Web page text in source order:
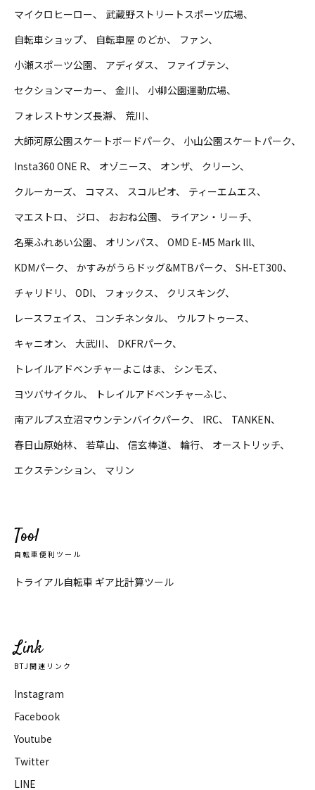
マイクロヒーロー
武蔵野ストリートスポーツ広場
自転車ショップ
自転車屋 のどか
ファン
小瀬スポーツ公園
アディダス
ファイブテン
セクションマーカー
金川
小柳公園運動広場
フォレストサンズ長瀞
荒川
大師河原公園スケートボードパーク
小山公園スケートパーク
Insta360 ONE R
オゾニース オンザ
クリーン
クルーカーズ
コマス スコルピオ
ティーエムエス
マエストロ
ジロ おおね公園
ライアン・リーチ
名栗ふれあい公園
オリンパス
OMD E-M5 Mark lll
KDMパーク
かすみがうらドッグ&MTBパーク
SH-ET300
チャリドリ
ODI フォックス
クリスキング
レースフェイス
コンチネンタル
ウルフトゥース
キャニオン
大武川
DKFRパーク
トレイルアドベンチャーよこはま
シンモズ
ヨツバサイクル
トレイルアドベンチャーふじ
南アルプス立沼マウンテンバイクパーク
IRC
TANKEN
春日山原始林
若草山 信玄棒道 輪行
オーストリッチ
エクステンション
マリン
Tool
自転車便利ツール
トライアル自転車 ギア比計算ツール
Link
BTJ関連リンク
Instagram
Facebook
Youtube
Twitter
LINE